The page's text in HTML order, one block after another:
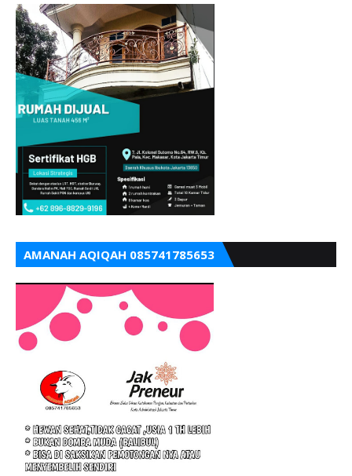
AMANAH AQIQAH 085741785653